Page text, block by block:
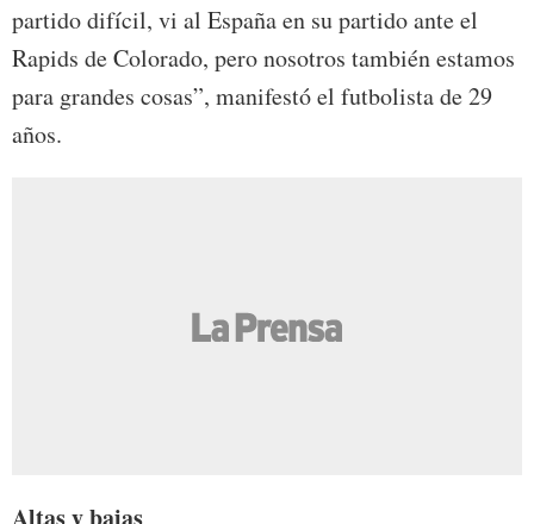
partido difícil, vi al España en su partido ante el
Rapids de Colorado, pero nosotros también estamos
para grandes cosas”, manifestó el futbolista de 29
años.